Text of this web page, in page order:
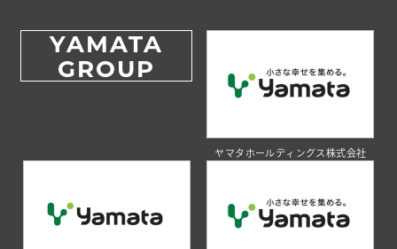
YAMATA
GROUP
ヤマタホールディングス株式会社